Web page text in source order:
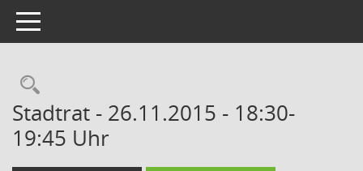
Toggle navigation
Rechercheauswahl
Stadtrat - 26.11.2015 - 18:30-
19:45 Uhr